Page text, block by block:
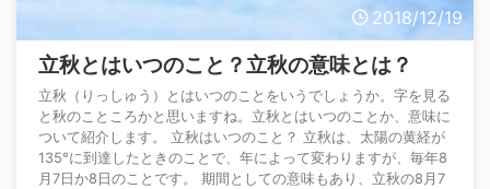
2018/12/19
立秋とはいつのこと？立秋の意味とは？
立秋（りっしゅう）とはいつのことをいうでしょうか。字を見る
と秋のこところかと思いますね。立秋とはいつのことか、意味に
ついて紹介します。 立秋はいつのこと？ 立秋は、太陽の黄経が
135°に到達したときのことで、年によって変わりますが、毎年8
月7日か8日のことです。 期間としての意味もあり、立秋の8月7